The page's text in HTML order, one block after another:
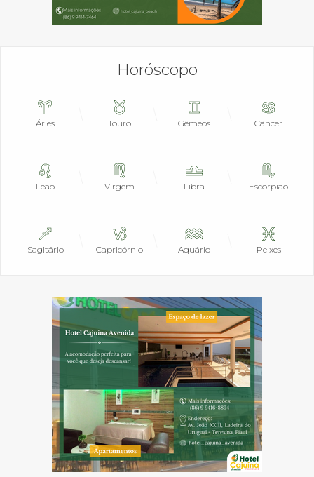
Horóscopo
Áries Touro Gêmeos Câncer
Leão Virgem Libra Escorpião
Sagitário Capricórnio Aquário Peixes